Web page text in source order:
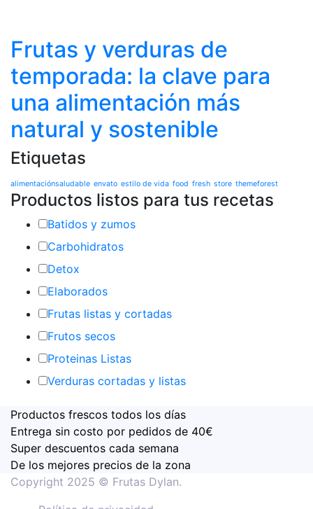
Frutas y verduras de
temporada: la clave para
una alimentación más
natural y sostenible
Etiquetas
alimentaciónsaludable envato estilo de vida food fresh store themeforest
Productos listos para tus recetas
Batidos y zumos
Carbohidratos
Detox
Elaborados
Frutas listas y cortadas
Frutos secos
Proteinas Listas
Verduras cortadas y listas
Productos frescos todos los días
Entrega sin costo por pedidos de 40€
Super descuentos cada semana
De los mejores precios de la zona
Copyright 2025 © Frutas Dylan.